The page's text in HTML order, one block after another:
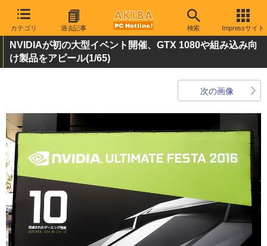
カテゴリ 過去記事 検索 Impressサイト
NVIDIAが初の大型イベント開催、GTX 1080や組み込み向
け製品をアピール(1/65)
次の画像